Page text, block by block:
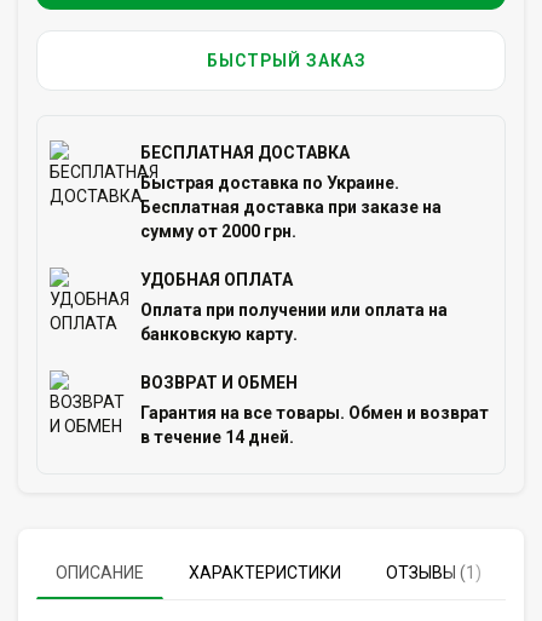
БЫСТРЫЙ ЗАКАЗ
БЕСПЛАТНАЯ ДОСТАВКА
Быстрая доставка по Украине.
Бесплатная доставка при заказе на
сумму от 2000 грн.
УДОБНАЯ ОПЛАТА
Оплата при получении или оплата на
банковскую карту.
ВОЗВРАТ И ОБМЕН
Гарантия на все товары. Обмен и возврат
в течение 14 дней.
ОПИСАНИЕ ХАРАКТЕРИСТИКИ ОТЗЫВЫ (1)